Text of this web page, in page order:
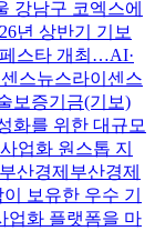
강남구 코엑스에
년 상반기 기보
스타 개최…AI·
스뉴스라이센스
보증기금(기보)
화를 위한 대규모
업화 원스톱 지
산경제부산경제
보유한 우수 기
업화 플랫폼을 마